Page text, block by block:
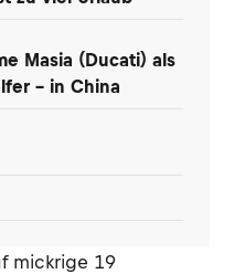
Masia (Ducati) als
– in China
mickrige 19